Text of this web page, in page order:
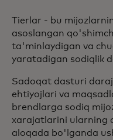
Tierlar - bu
asoslangan
ta'minlaydigan va
yaratadigan sodiqlik
Sadoqat dasturi
ehtiyojlari va
brendlarga sodiq
xarajatlarini ularning
aloqada bo'lganda